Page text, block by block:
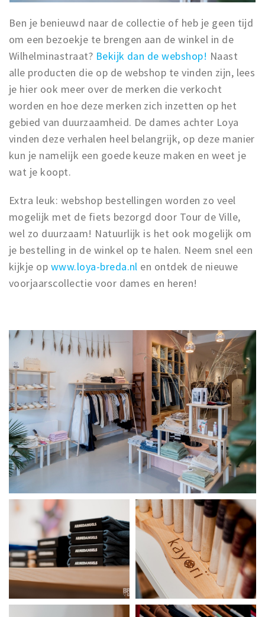
Ben je benieuwd naar de collectie of heb je geen tijd
om een bezoekje te brengen aan de winkel in de
Wilhelminastraat? Bekijk dan de webshop! Naast
alle producten die op de webshop te vinden zijn, lees
je hier ook meer over de merken die verkocht
worden en hoe deze merken zich inzetten op het
gebied van duurzaamheid. De dames achter Loya
vinden deze verhalen heel belangrijk, op deze manier
kun je namelijk een goede keuze maken en weet je
wat je koopt.
Extra leuk: webshop bestellingen worden zo veel
mogelijk met de fiets bezorgd door Tour de Ville,
wel zo duurzaam! Natuurlijk is het ook mogelijk om
je bestelling in de winkel op te halen. Neem snel een
kijkje op www.loya-breda.nl en ontdek de nieuwe
voorjaarscollectie voor dames en heren!